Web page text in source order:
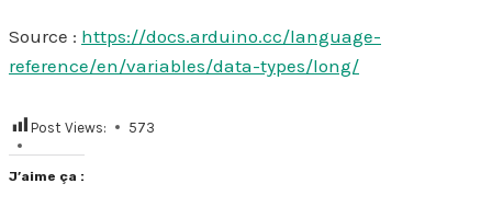
Source : https://docs.arduino.cc/language-
reference/en/variables/data-types/long/
Post Views: 573
J’aime ça :